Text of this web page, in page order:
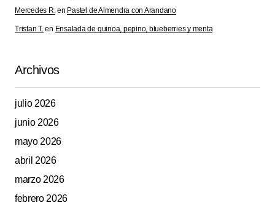
Mercedes R.en Pastel de Almendra con Arandano
Tristan T.en Ensalada de quinoa, pepino, blueberries y menta
Archivos
julio 2026
junio 2026
mayo 2026
abril 2026
marzo 2026
febrero 2026